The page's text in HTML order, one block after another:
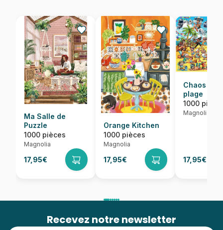
Ma Salle de
Puzzle
1000 pièces
Magnolia
17,95€
Orange Kitchen
1000 pièces
Magnolia
17,95€
Chaos sur
plage
1000
Magnolia
17,95€
Recevez notre newsletter